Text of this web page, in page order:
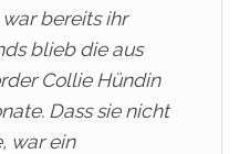
bereits ihr
blieb die aus
Collie Hündin
Dass sie nicht
war ein